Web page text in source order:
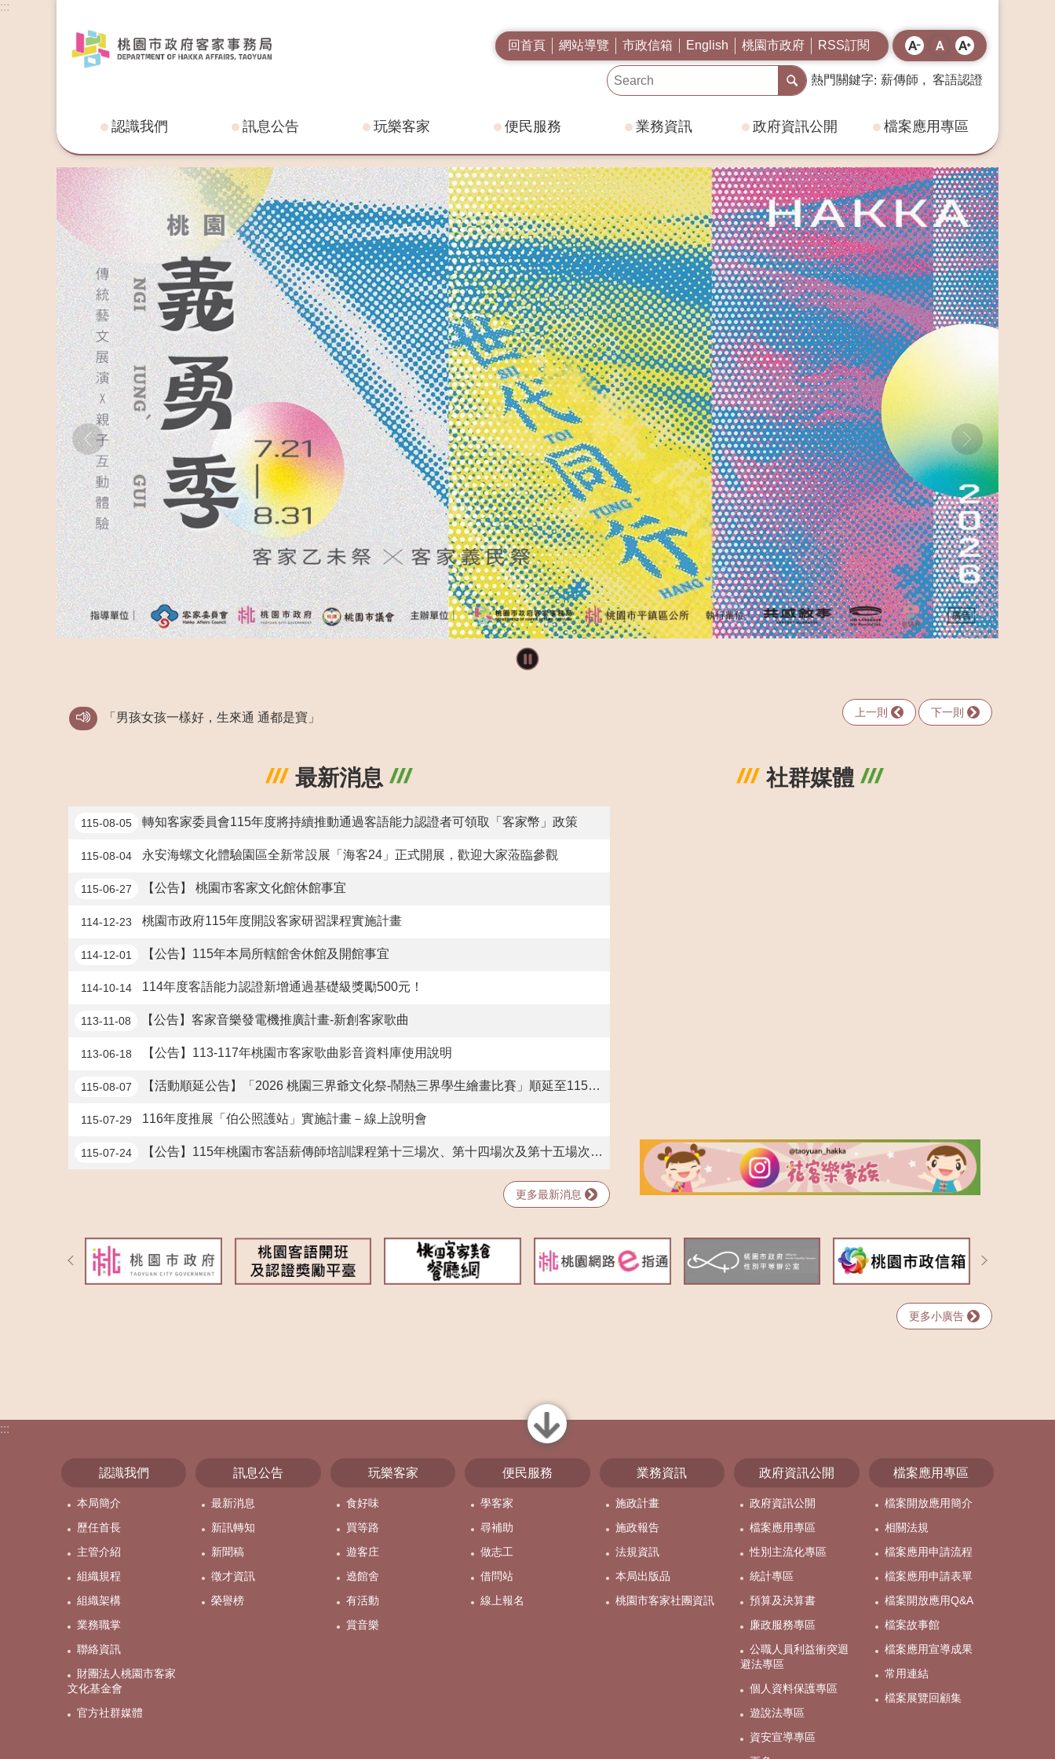
跳到主要內容區塊
:::
回首頁 網站導覽 市政信箱 English 桃園市政府 RSS訂閱
熱門關鍵字 薪傳師 客語認證
認識我們 訊息公告 玩樂客家 便民服務 業務資訊 政府資訊公開 檔案應用專區
:::
「男孩女孩一樣好，生來通 通都是寶」
「尊重多元性別特質，破除性別刻板印象」
尊重每個人不同之處，接受身心障礙者是社會多元性的一份子。
「父母共親職，家庭更幸福」
檢舉賄選專線0800-024-099撥通後再按4。最高獎金1500萬。
全民督工專線0800-009609，請市民多加利用，共同攜手為提升本市公共工程品質。
節今日之水，解明日之渴，請加強節約用水，珍惜水資源，桃園市政府關心您
上一則 下一則
最新消息
115-08-05 轉知客家委員會115年度將持續推動通過客語能力認證者可領取「客家幣」政策
115-08-04 永安海螺文化體驗園區全新常設展「海客24」正式開展，歡迎大家蒞臨參觀
115-06-27 【公告】 桃園市客家文化館休館事宜
114-12-23 桃園市政府115年度開設客家研習課程實施計畫
114-12-01 【公告】115年本局所轄館舍休館及開館事宜
114-10-14 114年度客語能力認證新增通過基礎級獎勵500元！
113-11-08 【公告】客家音樂發電機推廣計畫-新創客家歌曲
113-06-18 【公告】113-117年桃園市客家歌曲影音資料庫使用說明
115-08-07 【活動順延公告】「2026 桃園三界爺文化祭-鬧熱三界學生繪畫比賽」順延至115年8月15日(六)
115-07-29 116年度推展「伯公照護站」實施計畫－線上說明會
115-07-24 【公告】115年桃園市客語薪傳師培訓課程第十三場次、第十四場次及第十五場次正取名單
更多最新消息
社群媒體
更多小廣告
close
:::
認識我們
本局簡介
歷任首長
主管介紹
組織規程
組織架構
業務職掌
聯絡資訊
財團法人桃園市客家
文化基金會
官方社群媒體
訊息公告
最新消息
新訊轉知
新聞稿
徵才資訊
榮譽榜
玩樂客家
食好味
買等路
遊客庄
遶館舍
有活動
賞音樂
便民服務
學客家
尋補助
做志工
借問站
線上報名
業務資訊
施政計畫
施政報告
法規資訊
本局出版品
桃園市客家社團資訊
政府資訊公開
政府資訊公開
檔案應用專區
性別主流化專區
統計專區
預算及決算書
廉政服務專區
公職人員利益衝突迴
避法專區
個人資料保護專區
遊說法專區
資安宣導專區
檔案應用專區
檔案開放應用簡介
相關法規
檔案應用申請流程
檔案應用申請表單
檔案開放應用Q&A
檔案故事館
檔案應用宣導成果
常用連結
檔案展覽回顧集